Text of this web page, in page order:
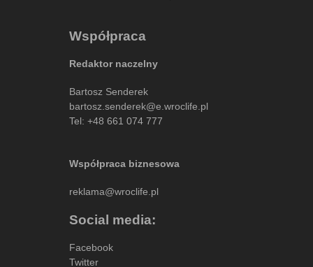
Współpraca
Redaktor naczelny
Bartosz Senderek
bartosz.senderek@e.wroclife.pl
Tel: +48 661 074 777
Współpraca biznesowa
reklama@wroclife.pl
Social media:
Facebook
Twitter